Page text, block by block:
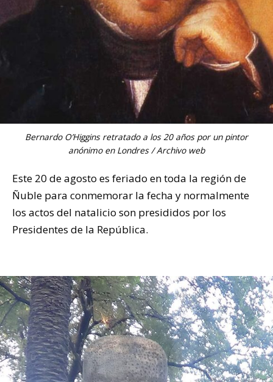
Bernardo O’Higgins retratado a los 20 años por un pintor
anónimo en Londres / Archivo web
Este 20 de agosto es feriado en toda la región de
Ñuble para conmemorar la fecha y normalmente
los actos del natalicio son presididos por los
Presidentes de la República.